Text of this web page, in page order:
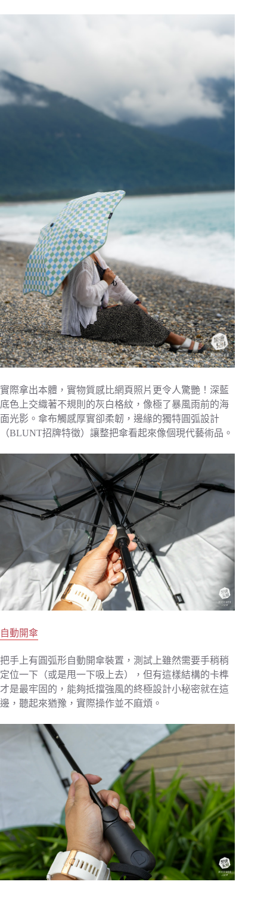
實際拿出本體，實物質感比網頁照片更令人驚艷！深藍
底色上交織著不規則的灰白格紋，像極了暴風雨前的海
面光影。傘布觸感厚實卻柔韌，邊緣的獨特圓弧設計
（BLUNT招牌特徵）讓整把傘看起來像個現代藝術品。
自動開傘
把手上有圓弧形自動開傘裝置，測試上雖然需要手稍稍
定位一下（或是甩一下吸上去），但有這樣結構的卡榫
才是最牢固的，能夠抵擋強風的終極設計小秘密就在這
邊，聽起來猶豫，實際操作並不麻煩。